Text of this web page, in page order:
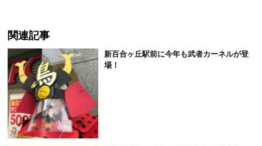
関連記事
新百合ヶ丘駅前に今年も武者カーネルが登
場！